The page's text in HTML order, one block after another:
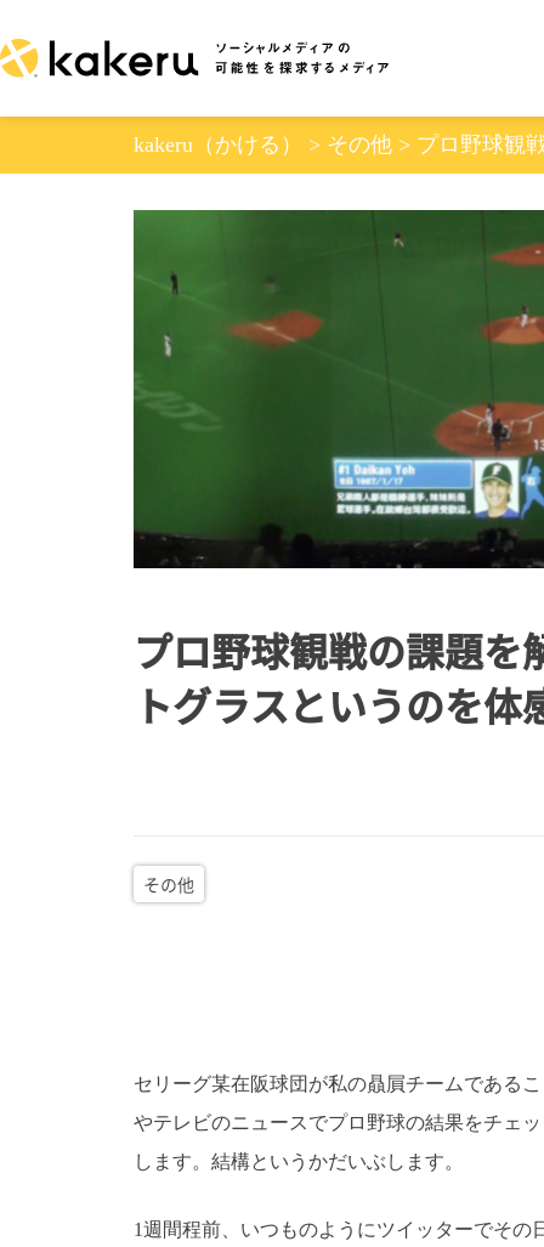
to
content
kakeru（かける） > その他 > プロ野球観
プロ野球観戦の課題を
トグラスというのを体
その他
セリーグ某在阪球団が私の贔屓チームである
やテレビのニュースでプロ野球の結果をチェ
します。結構というかだいぶします。
1週間程前、いつものようにツイッターでそ